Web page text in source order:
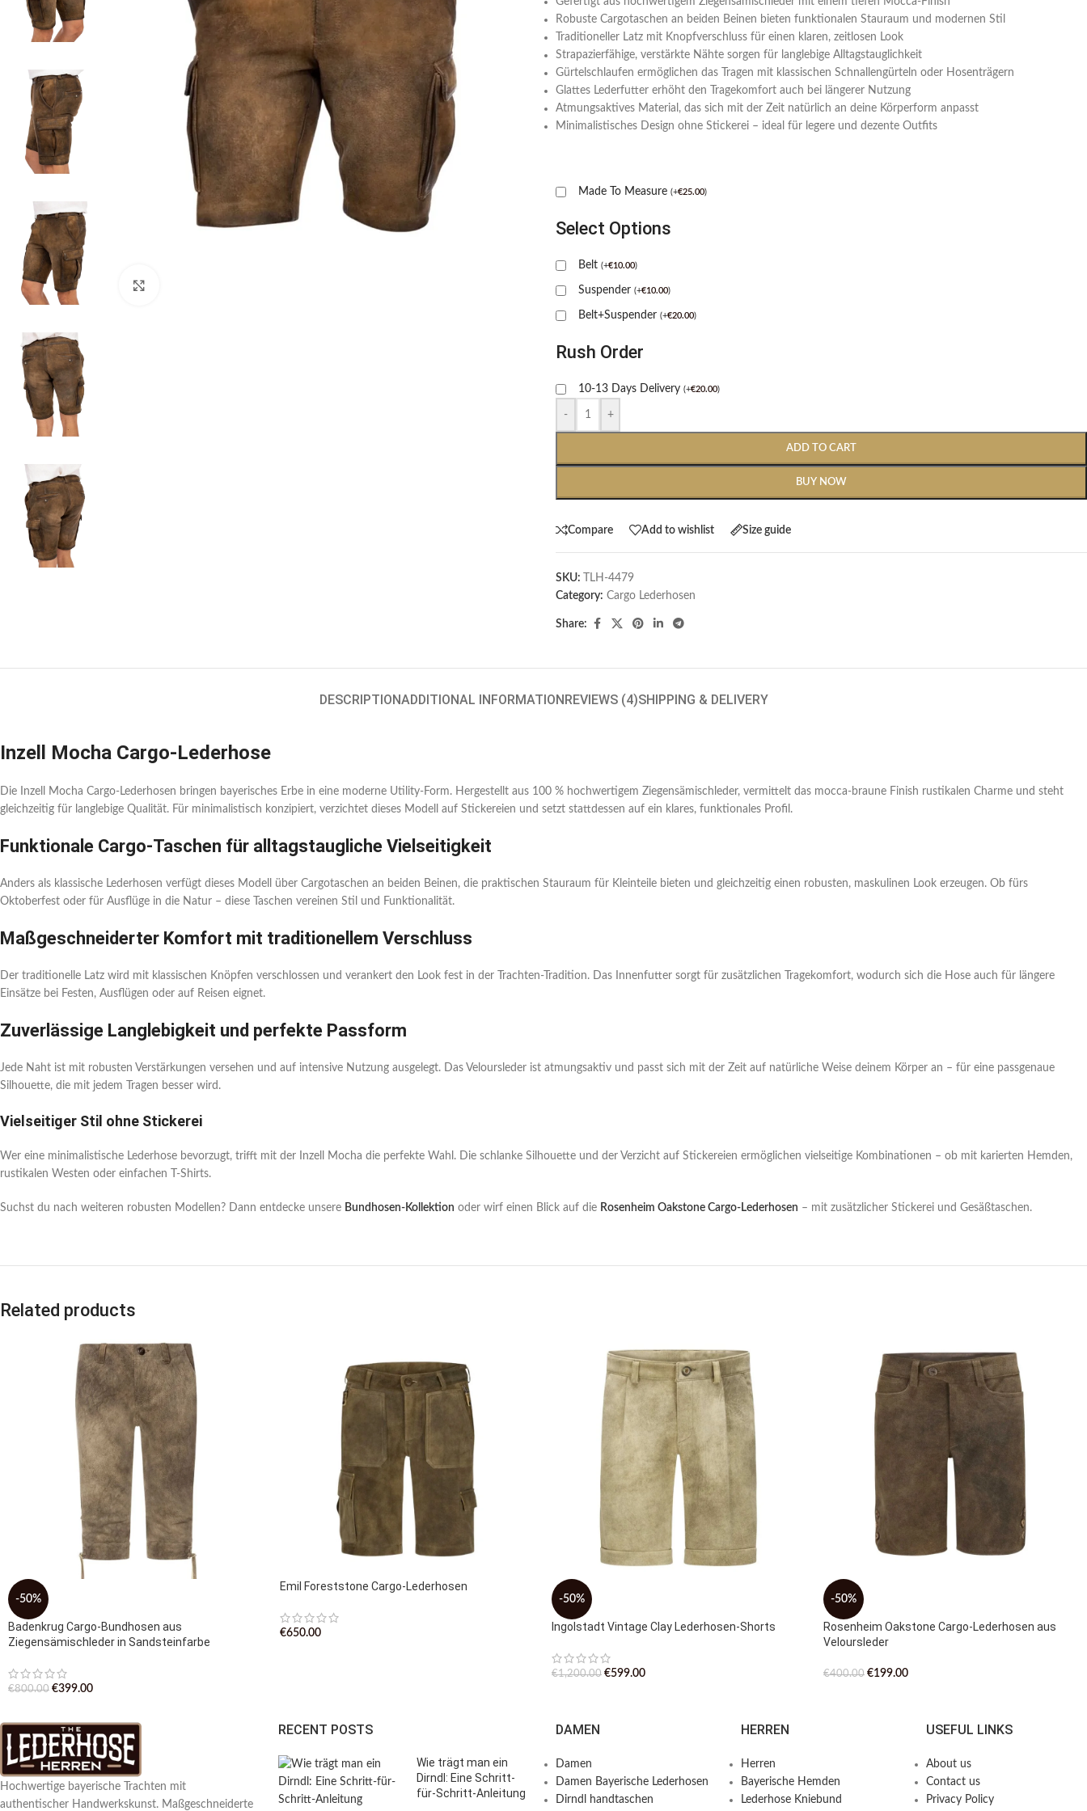
Robuste Cargotaschen an beiden Beinen bieten funktionalen Stauraum und modernen Stil
Traditioneller Latz mit Knopfverschluss für einen klaren, zeitlosen Look
Strapazierfähige, verstärkte Nähte sorgen für langlebige Alltagstauglichkeit
Gürtelschlaufen ermöglichen das Tragen mit klassischen Schnallengürteln oder Hosenträgern
Glattes Lederfutter erhöht den Tragekomfort auch bei längerer Nutzung
Atmungsaktives Material, das sich mit der Zeit natürlich an deine Körperform anpasst
Minimalistisches Design ohne Stickerei – ideal für legere und dezente Outfits
Made To Measure (+€25.00)
Select Options
Belt (+€10.00)
Suspender (+€10.00)
Belt+Suspender (+€20.00)
Rush Order
10-13 Days Delivery (+€20.00)
- +
ADD TO CART
BUY NOW
Compare Add to wishlist Size guide
SKU:
TLH-4479
Category: Cargo Lederhosen
Share:
DESCRIPTIONADDITIONAL INFORMATION REVIEWS (4)SHIPPING & DELIVERY
Inzell Mocha Cargo-Lederhose
Die Inzell Mocha Cargo-Lederhosen bringen bayerisches Erbe in eine moderne Utility-Form. Hergestellt aus 100 % hochwertigem Ziegensämischleder, vermittelt das mocca-braune Finish rustikalen Charme und steht
gleichzeitig für langlebige Qualität. Für minimalistisch konzipiert, verzichtet dieses Modell auf Stickereien und setzt stattdessen auf ein klares, funktionales Profil.
Funktionale Cargo-Taschen für alltagstaugliche Vielseitigkeit
Anders als klassische Lederhosen verfügt dieses Modell über Cargotaschen an beiden Beinen, die praktischen Stauraum für Kleinteile bieten und gleichzeitig einen robusten, maskulinen Look erzeugen. Ob fürs
Oktoberfest oder für Ausflüge in die Natur – diese Taschen vereinen Stil und Funktionalität.
Maßgeschneiderter Komfort mit traditionellem Verschluss
Der traditionelle Latz wird mit klassischen Knöpfen verschlossen und verankert den Look fest in der Trachten-Tradition. Das Innenfutter sorgt für zusätzlichen Tragekomfort, wodurch sich die Hose auch für längere
Einsätze bei Festen, Ausflügen oder auf Reisen eignet.
Zuverlässige Langlebigkeit und perfekte Passform
Jede Naht ist mit robusten Verstärkungen versehen und auf intensive Nutzung ausgelegt. Das Veloursleder ist atmungsaktiv und passt sich mit der Zeit auf natürliche Weise deinem Körper an – für eine passgenaue
Silhouette, die mit jedem Tragen besser wird.
Vielseitiger Stil ohne Stickerei
Wer eine minimalistische Lederhose bevorzugt, trifft mit der Inzell Mocha die perfekte Wahl. Die schlanke Silhouette und der Verzicht auf Stickereien ermöglichen vielseitige Kombinationen – ob mit karierten Hemden,
rustikalen Westen oder einfachen T-Shirts.
Suchst du nach weiteren robusten Modellen? Dann entdecke unsere Bundhosen-Kollektion oder wirf einen Blick auf die Rosenheim Oakstone Cargo-Lederhosen – mit zusätzlicher Stickerei und Gesäßtaschen.
Related products
-50%
Badenkrug Cargo-Bundhosen aus
Ziegensämischleder in Sandsteinfarbe
€800.00 €399.00
Emil Foreststone Cargo-Lederhosen
€650.00
-50%
Ingolstadt Vintage Clay Lederhosen-Shorts
€1,200.00 €599.00
-50%
Rosenheim Oakstone Cargo-Lederhosen aus
Veloursleder
€400.00 €199.00
Hochwertige bayerische Trachten mit
authentischer Handwerkskunst. Maßgeschneiderte
RECENT POSTS
Wie trägt man ein
Dirndl: Eine Schritt-
für-Schritt-Anleitung
DAMEN
Damen
Damen Bayerische Lederhosen
Dirndl handtaschen
HERREN
Herren
Bayerische Hemden​
Lederhose Kniebund
USEFUL LINKS
About us
Contact us
Privacy Policy